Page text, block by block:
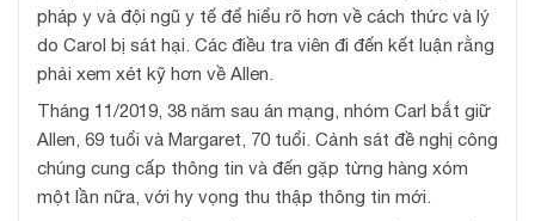
pháp y và đội ngũ y tế để hiểu rõ hơn về cách thức và lý
do Carol bị sát hại. Các điều tra viên đi đến kết luận rằng
phải xem xét kỹ hơn về Allen.
Tháng 11/2019, 38 năm sau án mạng, nhóm Carl bắt giữ
Allen, 69 tuổi và Margaret, 70 tuổi. Cảnh sát đề nghị công
chúng cung cấp thông tin và đến gặp từng hàng xóm
một lần nữa, với hy vọng thu thập thông tin mới.